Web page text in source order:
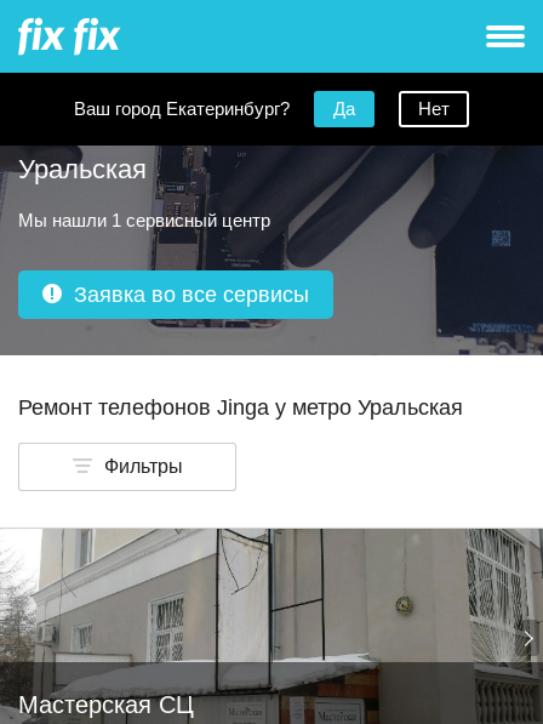
Ваш город Екатеринбург? Да Нет
Ремонт телефонов Jinga рядом с метро
Уральская
Мы нашли 1 сервисный центр
Заявка во все сервисы
Ремонт телефонов Jinga у метро Уральская
Фильтры
Мастерская СЦ